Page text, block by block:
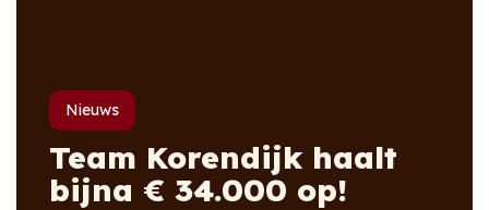
Nieuws
Team Korendijk haalt
bijna € 34.000 op!